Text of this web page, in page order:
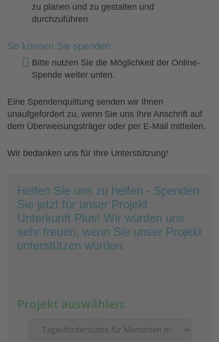
zu planen und zu gestalten und
durchzuführen
So können Sie spenden:
Bitte nutzen Sie die Möglichkeit der Online-
Spende weiter unten.
Eine Spendenquittung senden wir Ihnen
unaufgefordert zu, wenn Sie uns Ihre Anschrift auf
dem Überweisungsträger oder per E-Mail mitteilen.
Wir bedanken uns für Ihre Unterstützung!
Helfen Sie uns zu helfen - Spenden
Sie jetzt für unser Projekt
Unterkunft Plus! Wir würden uns
sehr freuen, wenn Sie unser Projekt
unterstützen würden.